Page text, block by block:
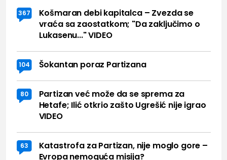
367
Košmaran debi kapitalca – Zvezda se
vraća sa zaostatkom; "Da zaključimo o
Lukasenu..." VIDEO
104 Šokantan poraz Partizana
80
Partizan već može da se sprema za
Hetafe; Ilić otkrio zašto Ugrešić nije igrao
VIDEO
63
Katastrofa za Partizan, nije moglo gore –
Evropa nemoguća misija?